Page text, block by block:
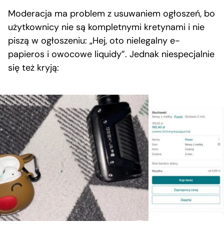
Moderacja ma problem z usuwaniem ogłoszeń, bo
użytkownicy nie są kompletnymi kretynami i nie
piszą w ogłoszeniu: „Hej, oto nielegalny e-
papieros i owocowe liquidy”. Jednak niespecjalnie
się też kryją: